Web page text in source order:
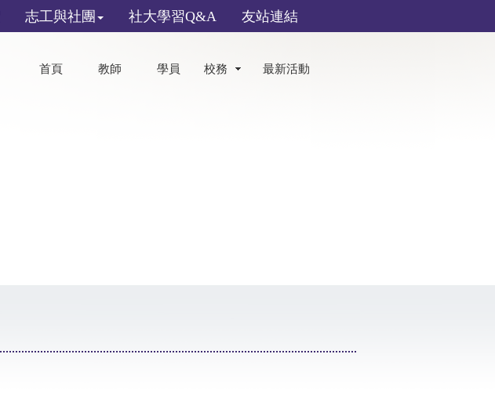
志工與社團 社大學習Q&A 友站連結
首頁 教師 學員 校務 最新活動